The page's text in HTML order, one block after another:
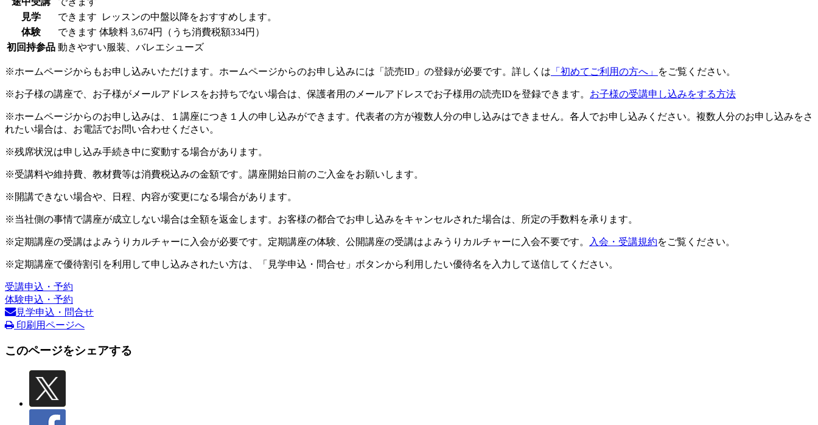
見学
できます
レッスンの中盤以降をおすすめします。
体験
できます 体験料 3,674円（うち消費税額334円）
初回持参品 動きやすい服装、バレエシューズ
※ホームページからもお申し込みいただけます。ホームページからのお申し込みには「読売ID」の登録が必要です。詳しくは 「初めてご利用の方へ」 をご覧ください。
※お子様の講座で、お子様がメールアドレスをお持ちでない場合は、保護者用のメールアドレスでお子様用の読売IDを登録できます。 お子様の受講申し込みをする方法
※ホームページからのお申し込みは、１講座につき１人の申し込みができます。代表者の方が複数人分の申し込みはできません。各人でお申し込みください。複数人分のお申し込みをさ
れたい場合は、お電話でお問い合わせください。
※残席状況は申し込み手続き中に変動する場合があります。
※受講料や維持費、教材費等は消費税込みの金額です。講座開始日前のご入金をお願いします。
※開講できない場合や、日程、内容が変更になる場合があります。
※当社側の事情で講座が成立しない場合は全額を返金します。お客様の都合でお申し込みをキャンセルされた場合は、所定の手数料を承ります。
※定期講座の受講はよみうりカルチャーに入会が必要です。定期講座の体験、公開講座の受講はよみうりカルチャーに入会不要です。 入会・受講規約をご覧ください。
※定期講座で優待割引を利用して申し込みされたい方は、「見学申込・問合せ」ボタンから利用したい優待名を入力して送信してください。
受講申込・予約
体験申込・予約
見学申込・問合せ
印刷用ページへ
このページをシェアする